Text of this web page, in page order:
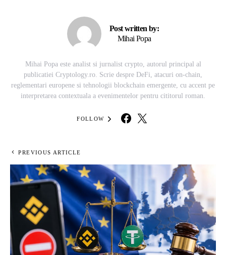
Post written by:
Mihai Popa
Mihai Popa este analist si jurnalist crypto, autorul principal al
publicatiei Cryptology.ro. Scrie despre DeFi, atacuri on-chain,
reglementari europene si tehnologii blockchain emergente, cu accent pe
interpretarea contextuala a evenimentelor pentru cititorul roman.
FOLLOW
PREVIOUS ARTICLE